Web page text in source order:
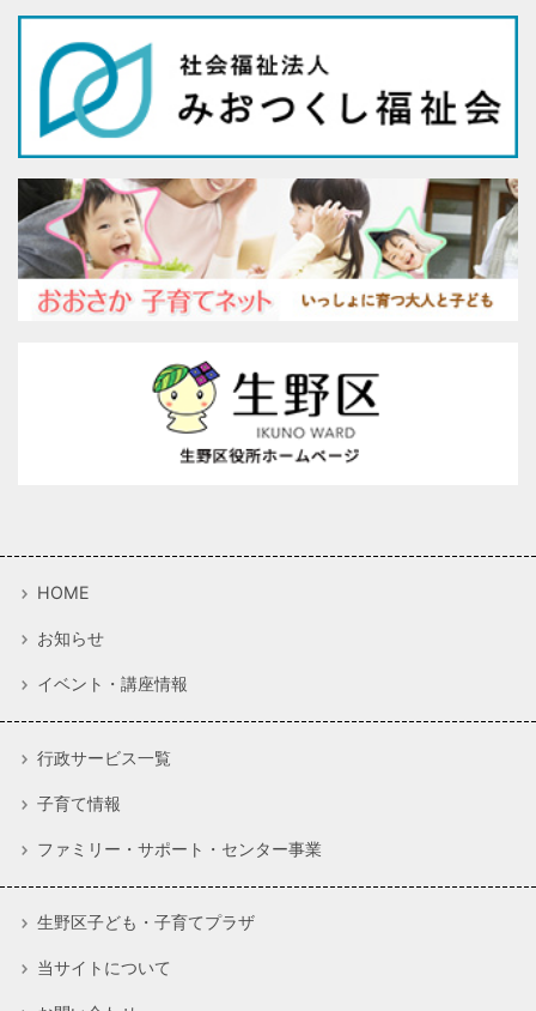
HOME
お知らせ
イベント・講座情報
行政サービス一覧
子育て情報
ファミリー・サポート・センター事業
生野区子ども・子育てプラザ
当サイトについて